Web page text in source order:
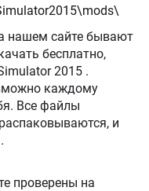
бесплатно,
2015 .
каждому
Все файлы
и
легко устанавливаются в ФС 15 .
проверены на